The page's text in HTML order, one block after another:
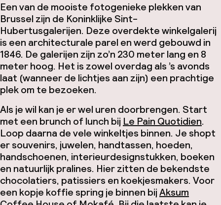
Een van de mooiste fotogenieke plekken van
Brussel zijn de Koninklijke Sint-
Hubertusgalerijen. Deze overdekte winkelgalerij
is een architecturale parel en werd gebouwd in
1846. De galerijen zijn zo’n 230 meter lang en 8
meter hoog. Het is zowel overdag als ’s avonds
laat (wanneer de lichtjes aan zijn) een prachtige
plek om te bezoeken.
Als je wil kan je er wel uren doorbrengen. Start
met een brunch of lunch bij Le Pain Quotidien.
Loop daarna de vele winkeltjes binnen. Je shopt
er souvenirs, juwelen, handtassen, hoeden,
handschoenen, interieurdesignstukken, boeken
en natuurlijk pralines. Hier zitten de bekendste
chocolatiers, patissiers en koekjesmakers. Voor
een kopje koffie spring je binnen bijAksum